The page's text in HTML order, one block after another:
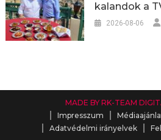
kalandok a
2026-08-06
MADE BY RK-TEAM
Impresszum
Adatvédelmi irányelvek